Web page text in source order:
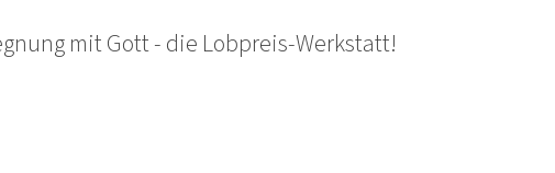
mit Gott - die Lobpreis-Werkstatt!